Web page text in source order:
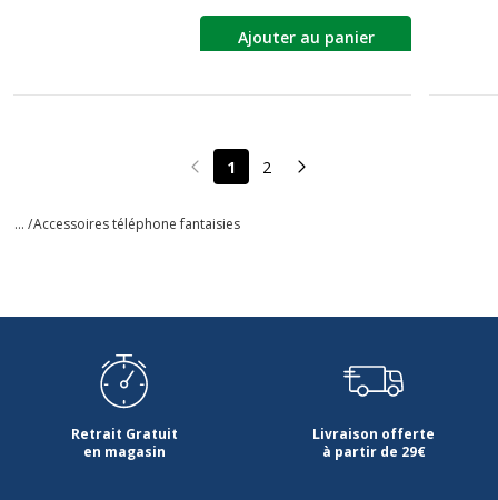
Ajouter au panier
Page précédente
1 2 Page suivante
... /Accessoires téléphone fantaisies
Retrait Gratuit
en magasin
Livraison offerte
à partir de 29€